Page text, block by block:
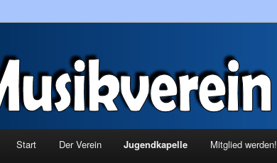
Musikverein Aystetten
Start Der Verein Jugendkapelle Mitglied werden!